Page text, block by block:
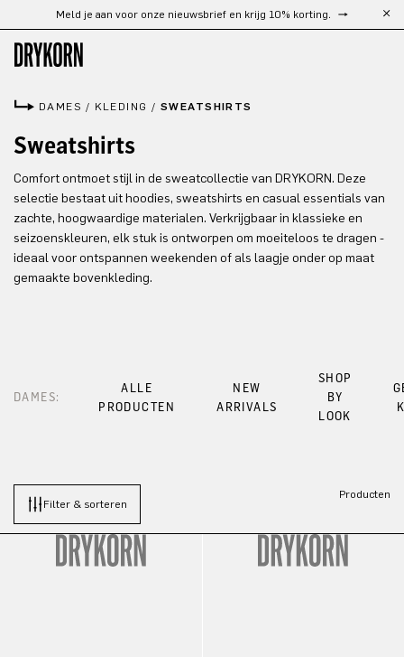
Ga naar de hoofdinhoud
Meld je aan voor onze nieuwsbrief en krijg 10% korting.
DAMES / KLEDING / SWEATSHIRTS
Sweatshirts
Comfort ontmoet stijl in de sweatcollectie van DRYKORN. Deze
selectie bestaat uit hoodies, sweatshirts en casual essentials van
zachte, hoogwaardige materialen. Verkrijgbaar in klassieke en
seizoenskleuren, elk stuk is ontworpen om moeiteloos te dragen -
ideaal voor ontspannen weekenden of als laagje onder op maat
gemaakte bovenkleding.
DAMES:
ALLE
PRODUCTEN
NEW
ARRIVALS
SHOP
BY
LOOK
Filter & sorteren
Producten